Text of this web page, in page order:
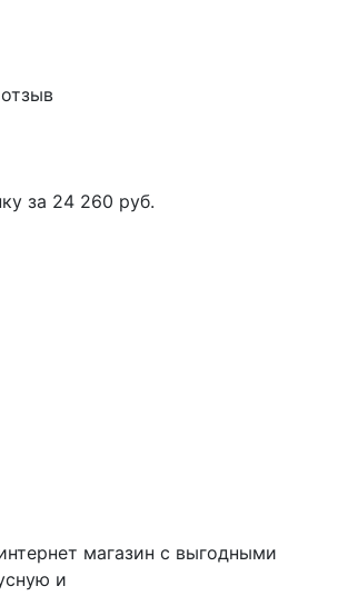
за 24 260 руб.
магазин с выгодными
и